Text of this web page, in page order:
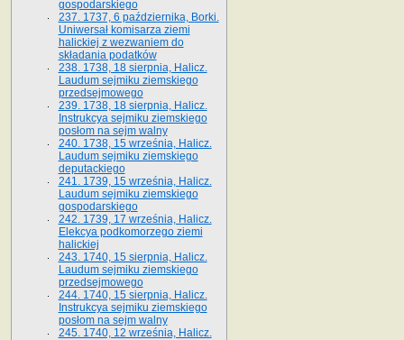
gospodarskiego
237. 1737, 6 października, Borki.
Uniwersał komisarza ziemi
halickiej z wezwaniem do
składania podatków
238. 1738, 18 sierpnia, Halicz.
Laudum sejmiku ziemskiego
przedsejmowego
239. 1738, 18 sierpnia, Halicz.
Instrukcya sejmiku ziemskiego
posłom na sejm walny
240. 1738, 15 września, Halicz.
Laudum sejmiku ziemskiego
deputackiego
241. 1739, 15 września, Halicz.
Laudum sejmiku ziemskiego
gospodarskiego
242. 1739, 17 września, Halicz.
Elekcya podkomorzego ziemi
halickiej
243. 1740, 15 sierpnia, Halicz.
Laudum sejmiku ziemskiego
przedsejmowego
244. 1740, 15 sierpnia, Halicz.
Instrukcya sejmiku ziemskiego
posłom na sejm walny
245. 1740, 12 września, Halicz.